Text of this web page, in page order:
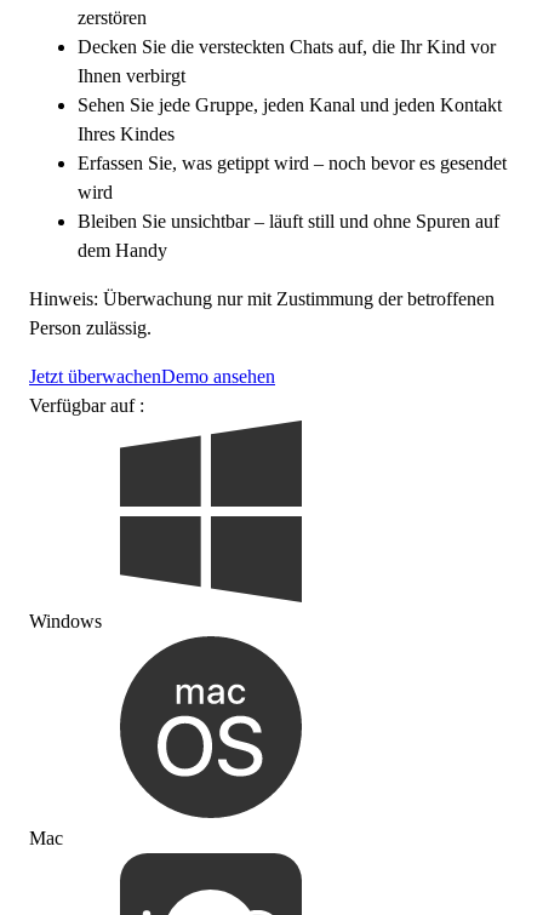
zerstören
Decken Sie die versteckten Chats auf, die Ihr Kind vor
Ihnen verbirgt
Sehen Sie jede Gruppe, jeden Kanal und jeden Kontakt
Ihres Kindes
Erfassen Sie, was getippt wird – noch bevor es gesendet
wird
Bleiben Sie unsichtbar – läuft still und ohne Spuren auf
dem Handy
Hinweis: Überwachung nur mit Zustimmung der betroffenen
Person zulässig.
Jetzt überwachenDemo ansehen
Verfügbar auf :
Windows
Mac